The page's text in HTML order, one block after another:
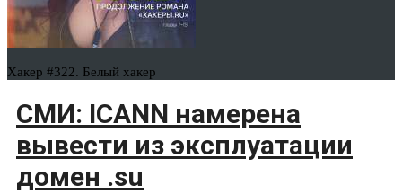
Хакер #322. Белый хакер
СМИ: ICANN намерена
вывести из эксплуатации
домен .su